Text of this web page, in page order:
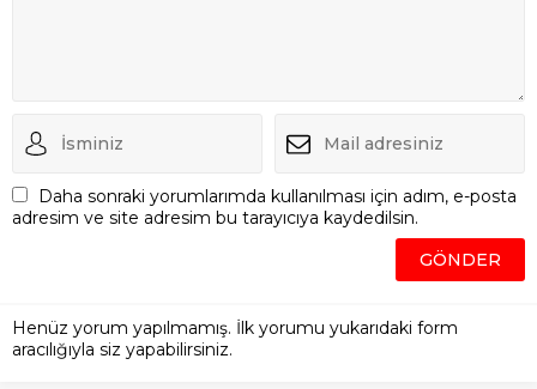
Daha sonraki yorumlarımda kullanılması için adım, e-posta
adresim ve site adresim bu tarayıcıya kaydedilsin.
Henüz yorum yapılmamış. İlk yorumu yukarıdaki form
aracılığıyla siz yapabilirsiniz.